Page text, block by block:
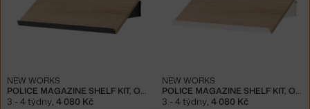
POLICE MAGAZINE SHELF KIT, OAK/BLACK
NEW WORKS
3 - 4 týdny, 4 080 Kč
POLICE MAGAZINE SHELF KIT, OAK/WHITE
NEW WORKS
3 - 4 týdny, 4 080 Kč